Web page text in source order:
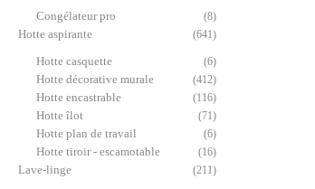
Congélateur pro (8)
Hotte aspirante (641)
Hotte casquette (6)
Hotte décorative murale (412)
Hotte encastrable (116)
Hotte îlot (71)
Hotte plan de travail (6)
Hotte tiroir - escamotable (16)
Lave-linge (211)